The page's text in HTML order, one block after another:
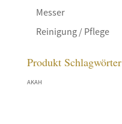
Messer
Reinigung / Pflege
Produkt Schlagwörter
AKAH